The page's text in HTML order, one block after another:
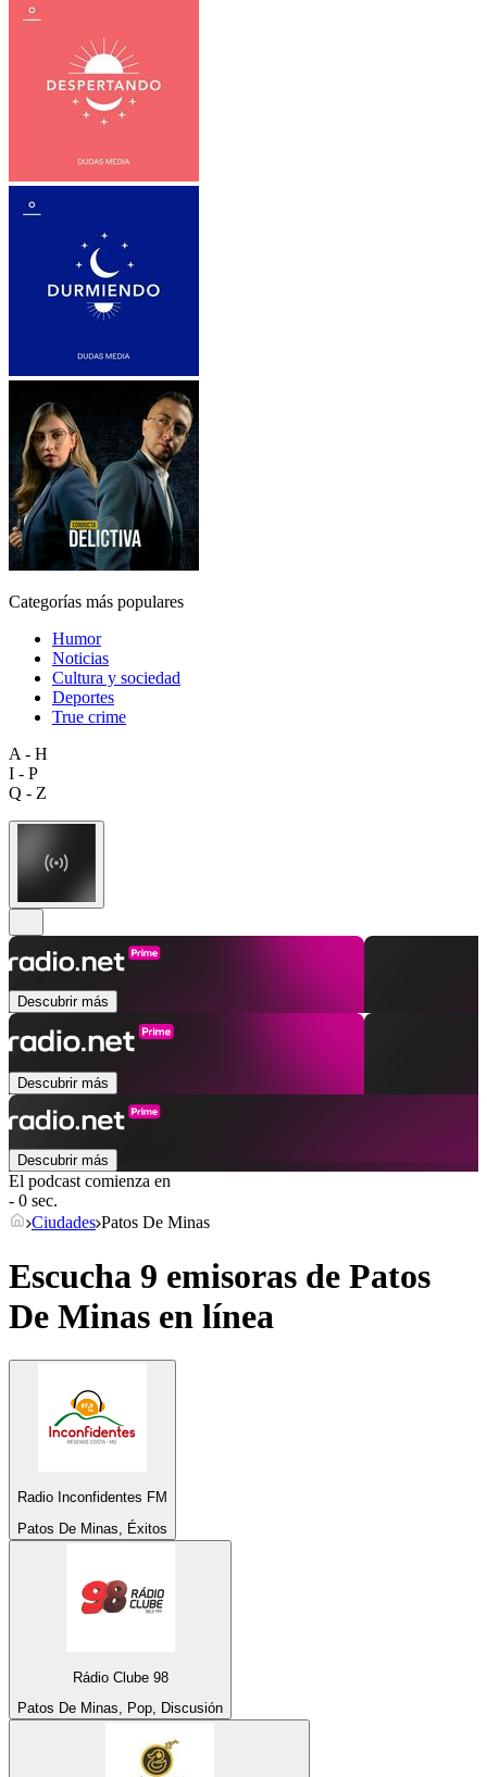
Categorías más populares
Humor
Noticias
Cultura y sociedad
Deportes
True crime
A - H
I - P
Q - Z
Descubrir más
Descubrir más
Descubrir más
El podcast comienza en
- 0 sec.
Ciudades Patos De Minas
Escucha 9 emisoras de Patos
De Minas en línea
Radio Inconfidentes FM
Patos De Minas, Éxitos
Rádio Clube 98
Patos De Minas, Pop, Discusión